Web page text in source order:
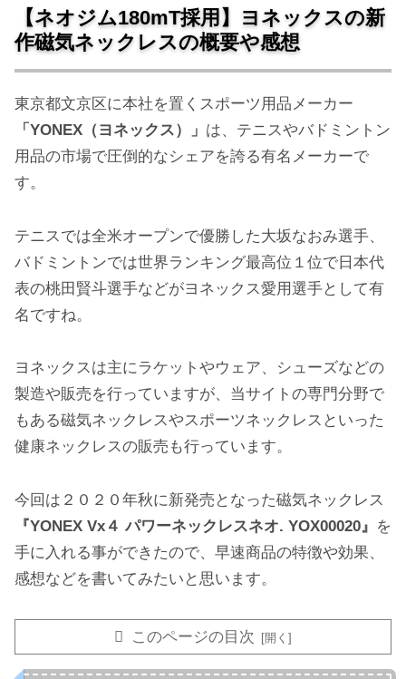
【ネオジム180mT採用】ヨネックスの新
作磁気ネックレスの概要や感想
東京都文京区に本社を置くスポーツ用品メーカー
「YONEX（ヨネックス）」 は、テニスやバドミントン
用品の市場で圧倒的なシェアを誇る有名メーカーで
す。
テニスでは全米オープンで優勝した大坂なおみ選手、
バドミントンでは世界ランキング最高位１位で日本代
表の桃田賢斗選手などがヨネックス愛用選手として有
名ですね。
ヨネックスは主にラケットやウェア、シューズなどの
製造や販売を行っていますが、当サイトの専門分野で
もある磁気ネックレスやスポーツネックレスといった
健康ネックレスの販売も行っています。
今回は２０２０年秋に新発売となった磁気ネックレス
『YONEX Vx４ パワーネックレスネオ. YOX00020』 を
手に入れる事ができたので、早速商品の特徴や効果、
感想などを書いてみたいと思います。
このページの目次